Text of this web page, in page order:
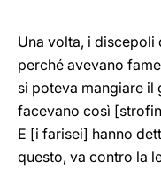
Una volta, i discepoli
perché avevano
si poteva mangiare il
facevano così
E [i farisei] hanno
questo, va contro la